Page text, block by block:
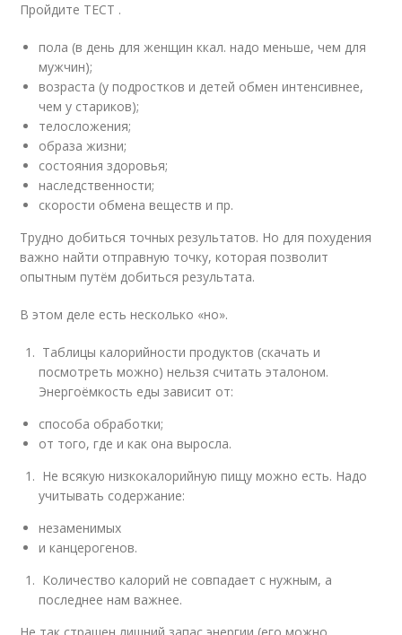
Пройдите ТЕСТ .
пола (в день для женщин ккал. надо меньше, чем для
мужчин);
возраста (у подростков и детей обмен интенсивнее,
чем у стариков);
телосложения;
образа жизни;
состояния здоровья;
наследственности;
скорости обмена веществ и пр.
Трудно добиться точных результатов. Но для похудения
важно найти отправную точку, которая позволит
опытным путём добиться результата.
В этом деле есть несколько «но».
Таблицы калорийности продуктов (скачать и
посмотреть можно) нельзя считать эталоном.
Энергоёмкость еды зависит от:
способа обработки;
от того, где и как она выросла.
Не всякую низкокалорийную пищу можно есть. Надо
учитывать содержание:
незаменимых
и канцерогенов.
Количество калорий не совпадает с нужным, а
последнее нам важнее.